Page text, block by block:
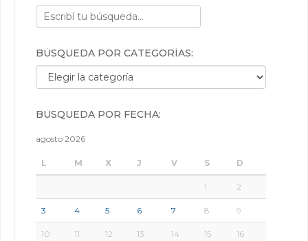
BÚSQUEDA POR CATEGORÍAS:
Búsqueda por categorías:
BÚSQUEDA POR FECHA:
agosto 2026
L M X J V S D
1 2
3 4 5 6 7 8 9
10 11 12 13 14 15 16